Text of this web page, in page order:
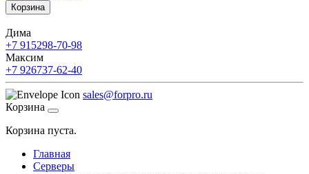
Корзина
Дима
+7 915298-70-98
Максим
+7 926737-62-40
sales@forpro.ru
Корзина
Корзина пуста.
Главная
Серверы